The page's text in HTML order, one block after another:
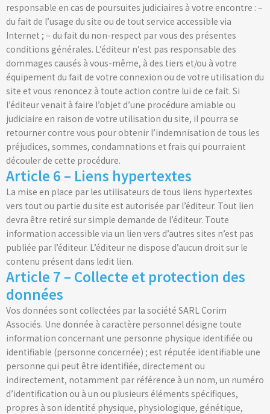
responsable en cas de poursuites judiciaires à votre encontre : –
du fait de l’usage du site ou de tout service accessible via
Internet ; – du fait du non-respect par vous des présentes
conditions générales. L’éditeur n’est pas responsable des
dommages causés à vous-même, à des tiers et/ou à votre
équipement du fait de votre connexion ou de votre utilisation du
site et vous renoncez à toute action contre lui de ce fait. Si
l’éditeur venait à faire l’objet d’une procédure amiable ou
judiciaire en raison de votre utilisation du site, il pourra se
retourner contre vous pour obtenir l’indemnisation de tous les
préjudices, sommes, condamnations et frais qui pourraient
découler de cette procédure.
Article 6 – Liens hypertextes
La mise en place par les utilisateurs de tous liens hypertextes
vers tout ou partie du site est autorisée par l’éditeur. Tout lien
devra être retiré sur simple demande de l’éditeur. Toute
information accessible via un lien vers d’autres sites n’est pas
publiée par l’éditeur. L’éditeur ne dispose d’aucun droit sur le
contenu présent dans ledit lien.
Article 7 – Collecte et protection des
données
Vos données sont collectées par la société SARL Corim
Associés. Une donnée à caractère personnel désigne toute
information concernant une personne physique identifiée ou
identifiable (personne concernée) ; est réputée identifiable une
personne qui peut être identifiée, directement ou
indirectement, notamment par référence à un nom, un numéro
d’identification ou à un ou plusieurs éléments spécifiques,
propres à son identité physique, physiologique, génétique,